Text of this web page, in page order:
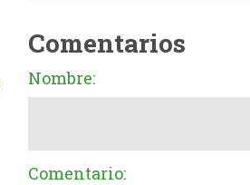
Comentarios
Nombre:
Comentario: